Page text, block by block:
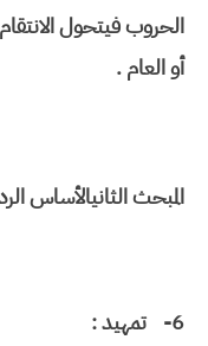
الحروب فيتحول
أو العام .
المبحث الثانيالأساس
6-
تمهيد :